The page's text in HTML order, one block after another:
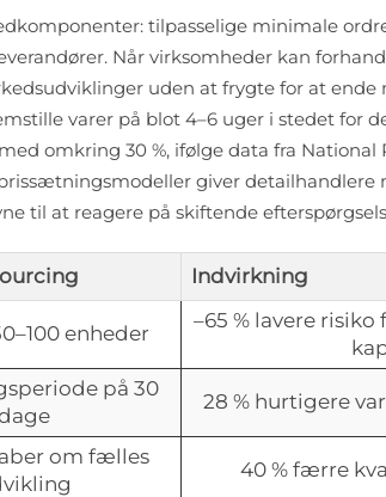
tilpasselige minimale
Når virksomheder kan
uden at frygte for at ende
varer på blot 4–6 uger i stedet for
omkring 30 %, ifølge data fra National
giver detailhandlere
til at reagere på skiftende
Indvirkning
enheder
–65 % lavere
på 30
28 % hurtigere
om fælles
40 % færre